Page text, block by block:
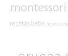
montessori
recetas bebe recetas